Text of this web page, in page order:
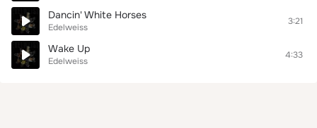
Dancin' White Horses
Edelweiss
3:21
Wake Up
Edelweiss
4:33